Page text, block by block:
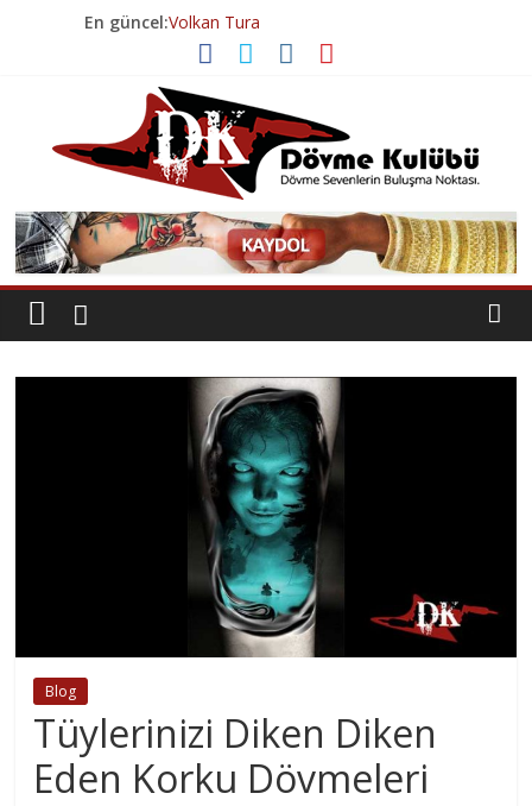
En güncel:Volkan Tura
Volkan Tura
Geçmişten Günümüze Dövme Tarihi
Levent Şahin
Dövme
Kulübü
Dövme
Sevenlerin
Blog
Tüylerinizi Diken Diken
Eden Korku Dövmeleri